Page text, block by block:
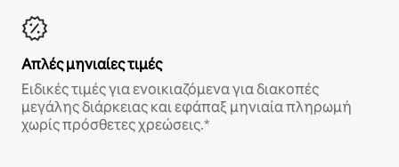
Απλές μηνιαίες τιμές
Ειδικές τιμές για ενοικιαζόμενα για διακοπές
μεγάλης διάρκειας και εφάπαξ μηνιαία πληρωμή
χωρίς πρόσθετες χρεώσεις.*